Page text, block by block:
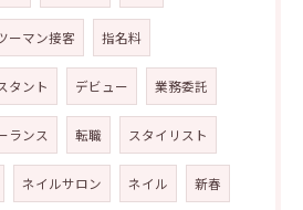
ーマン接客 指名料
タント デビュー 業務委託
ランス 転職 スタイリスト
ネイルサロン ネイル 新春